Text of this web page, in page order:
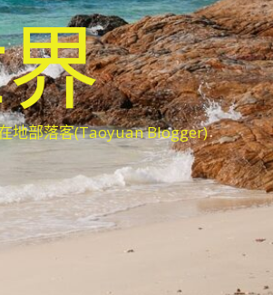
地部落客(Taoyuan Blogger)